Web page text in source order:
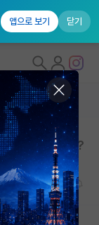
앱으로 보기 닫기
이 어느정도임?